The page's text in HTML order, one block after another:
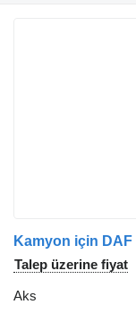
Talep üzerine fiyat
Aks